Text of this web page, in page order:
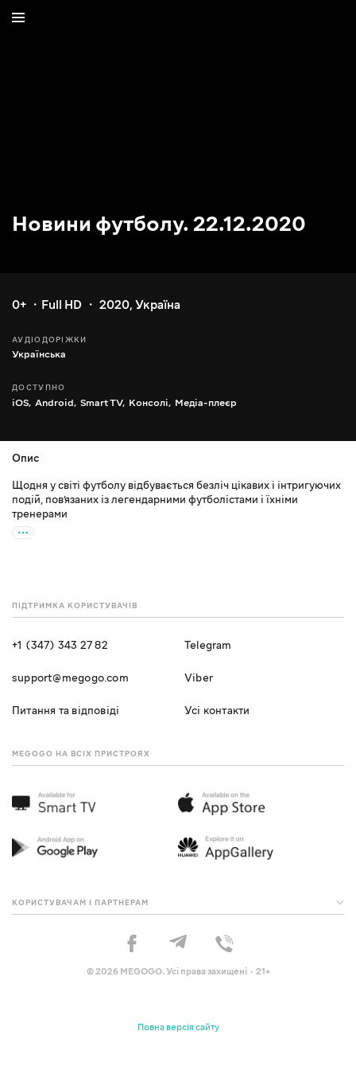
Новини футболу. 22.12.2020
0+ Full HD 2020, Україна
АУДІОДОРІЖКИ
Українська
ДОСТУПНО
iOS, Android, Smart TV, Консолі, Медіа-плеєр
Опис
Щодня у світі футболу відбувається безліч цікавих і інтригуючих
подій, пов’язаних із легендарними футболістами і їхніми
тренерами
ПІДТРИМКА КОРИСТУВАЧІВ
+1 (347) 343 27 82
support@megogo.com
Питання та відповіді
Telegram
Viber
Усі контакти
MEGOGO НА ВСІХ ПРИСТРОЯХ
КОРИСТУВАЧАМ І ПАРТНЕРАМ
© 2026 MEGOGO. Усі права захищені · 21+
Повна версія сайту